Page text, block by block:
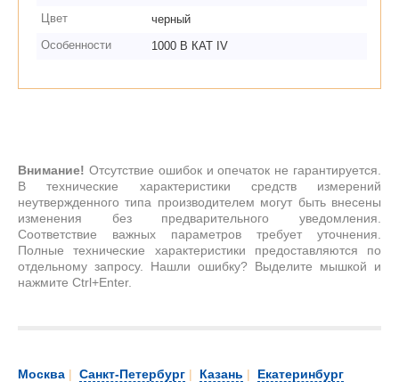
Цвет
черный
Особенности
1000 В КАТ IV
Внимание! Отсутствие ошибок и опечаток не гарантируется.
В технические характеристики средств измерений
неутвержденного типа производителем могут быть внесены
изменения без предварительного уведомления.
Соответствие важных параметров требует уточнения.
Полные технические характеристики предоставляются по
отдельному запросу. Нашли ошибку? Выделите мышкой и
нажмите Ctrl+Enter.
Москва | Санкт-Петербург | Казань | Екатеринбург